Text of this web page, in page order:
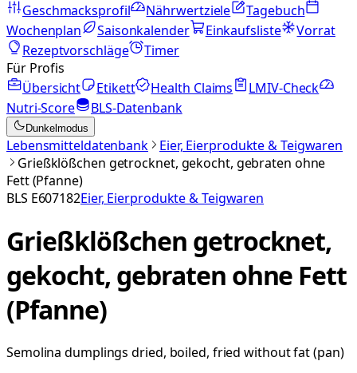
Geschmacksprofil
Nährwertziele
Tagebuch
Wochenplan
Saisonkalender Einkaufsliste
Vorrat
Rezeptvorschläge
Timer
Für Profis
Übersicht
Etikett Health Claims
LMIV-Check
Nutri-Score
BLS-Datenbank
Dunkelmodus
Lebensmitteldatenbank
Eier, Eierprodukte & Teigwaren
Grießklößchen getrocknet, gekocht, gebraten ohne
Fett (Pfanne)
BLS E607182Eier, Eierprodukte & Teigwaren
Grießklößchen getrocknet,
gekocht, gebraten ohne Fett
(Pfanne)
Semolina dumplings dried, boiled, fried without fat (pan)